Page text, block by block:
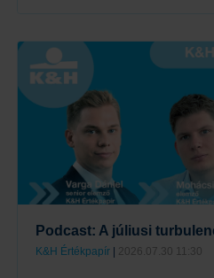
Podcast: A júliusi
K&H Értékpapír | 2026.07.30 11:30